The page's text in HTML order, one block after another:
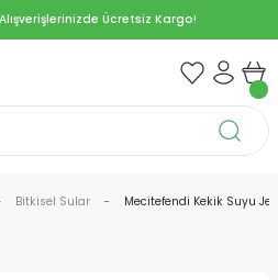
Ücretsiz Kargo!
Bitkisel Sular Mecitefendi Kekik Suyu